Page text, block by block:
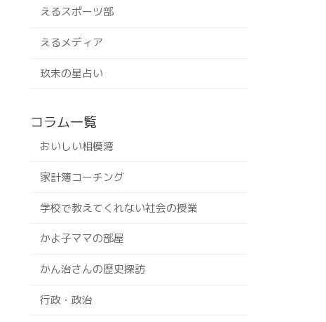
えるスポーツ部
えるメディア
玖未の星占い
コラム一覧
おいしい相模湾
家計簿コーチング
学校で教えてくれない社会の授業
かよ子ママの部屋
かん治さんの歴史探訪
行政・政治